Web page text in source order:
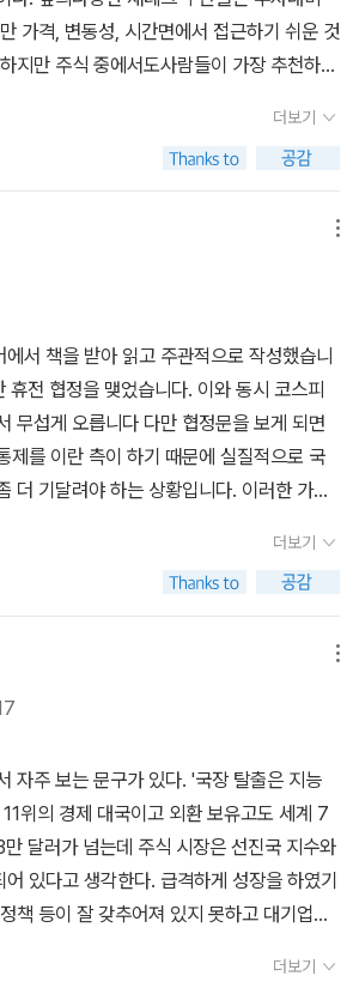
과 고민, 공부한 내용을 솔직하고 쉽게 전달
이 알아보는 미국주식주식투자를 하는 가장
서다. 2008년 금융위기 이후 국내주식은
고 외국인 수급에 따라 주가의 흐름이 왜곡
국주식은 꾸준히 우상향하는 주가 흐름을
국주식도 2020년 코로나 팬데믹 이후 지루하
을 돌파하며 전세계 주식상승률 몇 손가락
. 2021년 하반기부터 힘이 달리더니 2022
였다. 다시 반등 조짐을 보인 2023년은 3분
4분기에 들어서 출렁이는 모습을 보였다. 2
태라 한숨이 나온다.미국주식을 하려면 영
익선多多益善이란 말처럼 영어를 잘하면
나 기사를 읽을 때 분명히 도움된다. 하지만
(서머타임 기준)으로 밤 10시 반부터 익일
을 자야 하는 시간에 눈을 뜨고 있어야 하
자(특히, 직장인)를 위해서 최근 국내 증권
를 제공하고 있다.미국주식에 투자해야 하는
극적이다빨리, 그리고 자주 지급하는 배당금
비기축통화국만이 누릴 수 있는 ‘환 쿠
단점도 있다. 국내주식 거래에 비해 상대적
추구하는 투자자가 아니라면 미국주식은
나정의 오답노트●좋다고 하는 기업을 일단
함●사거나 팔 때 한 번에 거래했다~ 분할
중을 몰랐다~ 일정 현금 보유는 꼭 필요함
가격, 변동성, 시간면에서 접근하기 쉬운 것
지만 주식 중에서도사람들이 가장 추천하는
로벌 기축통화를 대신할 통화가 없기 때문이
다양한 대체 통화들이 두각을 드러내고 사라
보이는 달러는 대체불가능한 기축통화이
미국주식은 거래가 이루어지며 기업 또한 주
정치적당쟁의 이해에 좌초되고 있다. 하지만
받지 않고 시장이 크며 풍부한 유동성을바
태동하고 있다. 이런 성장, 조건을배경으로
나고 있으며 성장성을 바탕으로 주기적인 배
. 이런생태계를 배경으로 미국주식시장은
며 2021년 코스피지수가 0.81% 성장할 때
지수는 23.7%와 21.1%로 상승했다.코스
승률이며 제조업 위주의 다우지수도 14.6
없이 성장하는 미국주식에 편승해야하는
필요성과 이해로부터 전문적인 내용과 용
용을 통해 설명하고 있다. 기업의 분류는 섹
기 기간과 시기별 어느 분야에 투자해야 안
말하며 그것이 어렵다면 상장지수펀드 ET
앞서 고려해야 할 운용규모, 수익률, 수수료
. 그리고 안정적인 배당주의 활용과 그것의
보여주는 수익률, 그 배당주 선정에 있어 기
로 이해를 돋구고 있다. 어렵게느껴지는 세
근거와 기준을 정립할 수 있을 것이다. 끊임없
더보기
서 책을 받아 읽고 주관적으로 작성했습니
휴전 협정을 맺었습니다. 이와 동시 코스피
무섭게 오릅니다 다만 협정문을 보게 되면
제를 이란 측이 하기 때문에 실질적으로 국
더 기달려야 하는 상황입니다. 이러한 가운
개해드릴려고 합니다. 바로 미국주식 처음
인 수미숨, 애나정 블로거가 썼습니다.1)
식 투자는 패가망신의 지름길이라고 많은
식 경우 결이 조금 다릅니다. 2008년 금융
동안 꾸준히 주가가 상승 했기 때문이죠.
이 대부분 미국에 있습니다. ​ 미국주식 처음
자를 대상으로 쓴 책입니다. 수미숨, 애나정
이 물어보는 질문 중 미국주식 거래시장이
깨어 있어야 하는거야?, 애플 매수 할까
이러한 질문들을 종합해 보면서 초보 투자자
하고 이 책이 만들어 진 것입니다. 우리나라
차는 13시 입니다. 한국의 경우 증권가는 여
있죠. 이처럼 미국 주식 거래시간은 뉴욕기
더보기
자주 보는 문구가 있다. '국장 탈출은 지능
위의 경제 대국이고 외환 보유고도 세계 7
달러가 넘는데 주식 시장은 선진국 지수와
있다고 생각한다. 급격하게 성장을 하였기
책 등이 잘 갖추어져 있지 못하고 대기업의
더보기